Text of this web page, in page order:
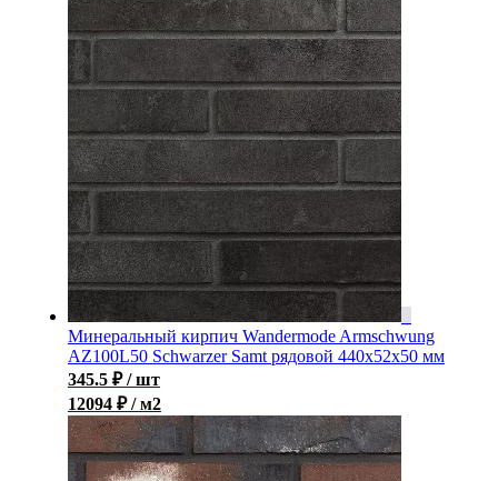
Минеральный кирпич Wandermode Armschwung
AZ100L50 Schwarzer Samt рядовой 440x52x50 мм
345.5 ₽ / шт
12094 ₽ / м2